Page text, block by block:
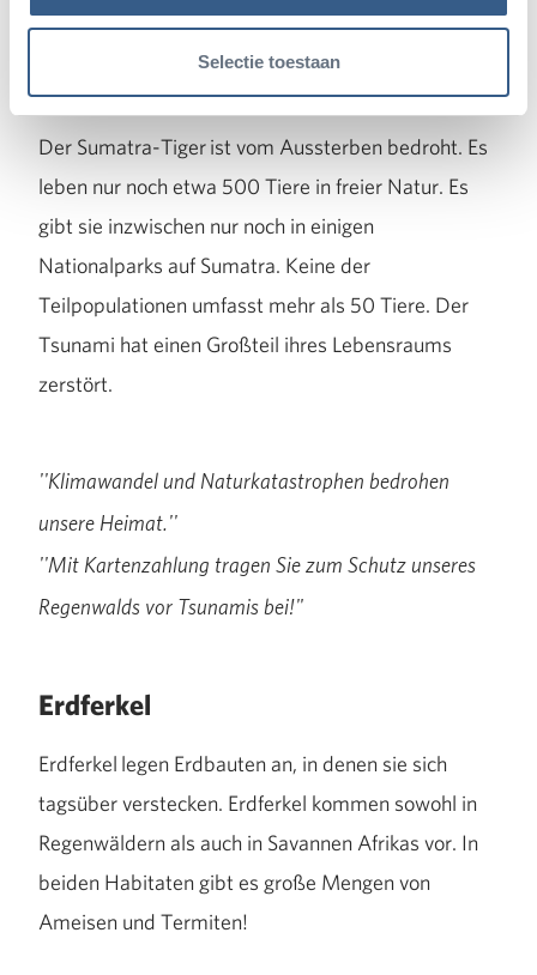
Selectie toestaan
Sumatra-Tiger
Der Sumatra-Tiger ist vom Aussterben bedroht. Es
leben nur noch etwa 500 Tiere in freier Natur. Es
gibt sie inzwischen nur noch in einigen
Nationalparks auf Sumatra. Keine der
Teilpopulationen umfasst mehr als 50 Tiere. Der
Tsunami hat einen Großteil ihres Lebensraums
zerstört.
''Klimawandel und Naturkatastrophen bedrohen
unsere Heimat.''
''Mit Kartenzahlung tragen Sie zum Schutz unseres
Regenwalds vor Tsunamis bei!"
Erdferkel
Erdferkel legen Erdbauten an, in denen sie sich
tagsüber verstecken. Erdferkel kommen sowohl in
Regenwäldern als auch in Savannen Afrikas vor. In
beiden Habitaten gibt es große Mengen von
Ameisen und Termiten!